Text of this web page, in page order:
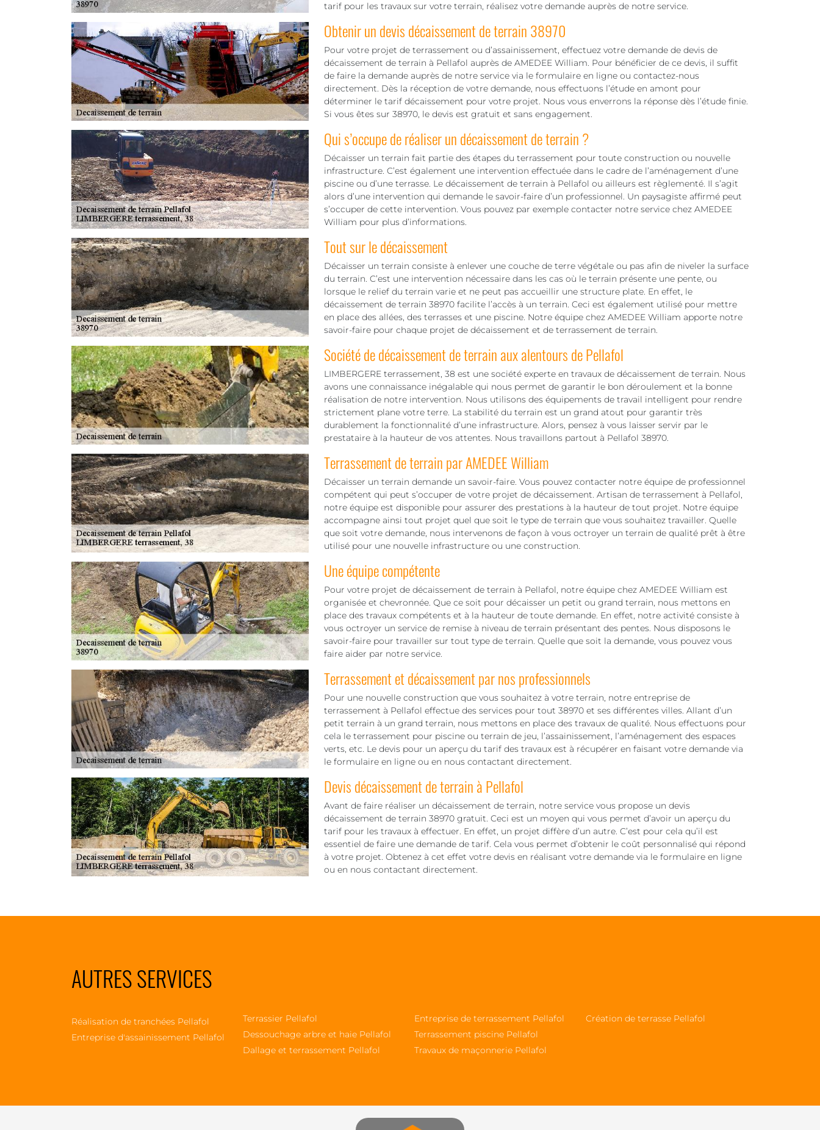
tarif pour les travaux sur votre terrain, réalisez votre demande auprès de notre service.
Obtenir un devis décaissement de terrain 38970
Pour votre projet de terrassement ou d’assainissement, effectuez votre demande de devis de
décaissement de terrain à Pellafol auprès de AMEDEE William. Pour bénéficier de ce devis, il suffit
de faire la demande auprès de notre service via le formulaire en ligne ou contactez-nous
directement. Dès la réception de votre demande, nous effectuons l’étude en amont pour
déterminer le tarif décaissement pour votre projet. Nous vous enverrons la réponse dès l’étude finie.
Si vous êtes sur 38970, le devis est gratuit et sans engagement.
Qui s’occupe de réaliser un décaissement de terrain ?
Décaisser un terrain fait partie des étapes du terrassement pour toute construction ou nouvelle
infrastructure. C’est également une intervention effectuée dans le cadre de l’aménagement d’une
piscine ou d’une terrasse. Le décaissement de terrain à Pellafol ou ailleurs est règlementé. Il s’agit
alors d’une intervention qui demande le savoir-faire d’un professionnel. Un paysagiste affirmé peut
s’occuper de cette intervention. Vous pouvez par exemple contacter notre service chez AMEDEE
William pour plus d’informations.
Tout sur le décaissement
Décaisser un terrain consiste à enlever une couche de terre végétale ou pas afin de niveler la surface
du terrain. C’est une intervention nécessaire dans les cas où le terrain présente une pente, ou
lorsque le relief du terrain varie et ne peut pas accueillir une structure plate. En effet, le
décaissement de terrain 38970 facilite l’accès à un terrain. Ceci est également utilisé pour mettre
en place des allées, des terrasses et une piscine. Notre équipe chez AMEDEE William apporte notre
savoir-faire pour chaque projet de décaissement et de terrassement de terrain.
Société de décaissement de terrain aux alentours de Pellafol
LIMBERGERE terrassement, 38 est une société experte en travaux de décaissement de terrain. Nous
avons une connaissance inégalable qui nous permet de garantir le bon déroulement et la bonne
réalisation de notre intervention. Nous utilisons des équipements de travail intelligent pour rendre
strictement plane votre terre. La stabilité du terrain est un grand atout pour garantir très
durablement la fonctionnalité d’une infrastructure. Alors, pensez à vous laisser servir par le
prestataire à la hauteur de vos attentes. Nous travaillons partout à Pellafol 38970.
Terrassement de terrain par AMEDEE William
Décaisser un terrain demande un savoir-faire. Vous pouvez contacter notre équipe de professionnel
compétent qui peut s’occuper de votre projet de décaissement. Artisan de terrassement à Pellafol,
notre équipe est disponible pour assurer des prestations à la hauteur de tout projet. Notre équipe
accompagne ainsi tout projet quel que soit le type de terrain que vous souhaitez travailler. Quelle
que soit votre demande, nous intervenons de façon à vous octroyer un terrain de qualité prêt à être
utilisé pour une nouvelle infrastructure ou une construction.
Une équipe compétente
Pour votre projet de décaissement de terrain à Pellafol, notre équipe chez AMEDEE William est
organisée et chevronnée. Que ce soit pour décaisser un petit ou grand terrain, nous mettons en
place des travaux compétents et à la hauteur de toute demande. En effet, notre activité consiste à
vous octroyer un service de remise à niveau de terrain présentant des pentes. Nous disposons le
savoir-faire pour travailler sur tout type de terrain. Quelle que soit la demande, vous pouvez vous
faire aider par notre service.
Terrassement et décaissement par nos professionnels
Pour une nouvelle construction que vous souhaitez à votre terrain, notre entreprise de
terrassement à Pellafol effectue des services pour tout 38970 et ses différentes villes. Allant d’un
petit terrain à un grand terrain, nous mettons en place des travaux de qualité. Nous effectuons pour
cela le terrassement pour piscine ou terrain de jeu, l’assainissement, l’aménagement des espaces
verts, etc. Le devis pour un aperçu du tarif des travaux est à récupérer en faisant votre demande via
le formulaire en ligne ou en nous contactant directement.
Devis décaissement de terrain à Pellafol
Avant de faire réaliser un décaissement de terrain, notre service vous propose un devis
décaissement de terrain 38970 gratuit. Ceci est un moyen qui vous permet d’avoir un aperçu du
tarif pour les travaux à effectuer. En effet, un projet diffère d’un autre. C’est pour cela qu’il est
essentiel de faire une demande de tarif. Cela vous permet d’obtenir le coût personnalisé qui répond
à votre projet. Obtenez à cet effet votre devis en réalisant votre demande via le formulaire en ligne
ou en nous contactant directement.
AUTRES SERVICES
Réalisation de tranchées Pellafol
Entreprise d'assainissement Pellafol
Terrassier Pellafol
Dessouchage arbre et haie Pellafol
Dallage et terrassement Pellafol
Entreprise de terrassement Pellafol
Terrassement piscine Pellafol
Travaux de maçonnerie Pellafol
Création de terrasse Pellafol